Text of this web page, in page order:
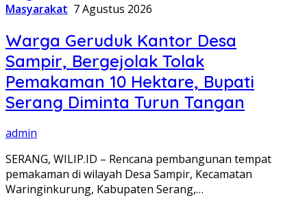
Masyarakat 7 Agustus 2026
Warga Geruduk Kantor Desa
Sampir, Bergejolak Tolak
Pemakaman 10 Hektare, Bupati
Serang Diminta Turun Tangan
admin
SERANG, WILIP.ID – Rencana pembangunan tempat
pemakaman di wilayah Desa Sampir, Kecamatan
Waringinkurung, Kabupaten Serang,…